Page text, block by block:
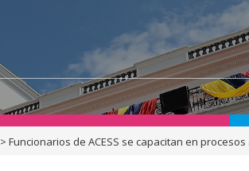
>Funcionarios de ACESS se capacitan en